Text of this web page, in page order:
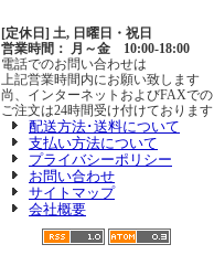
[定休日] 土, 日曜日・祝日
営業時間： 月～金 10:00-18:00
電話でのお問い合わせは
上記営業時間内にお願い致します
尚、インターネットおよびFAXでの
ご注文は24時間受け付けております
配送方法･送料について
支払い方法について
プライバシーポリシー
お問い合わせ
サイトマップ
会社概要